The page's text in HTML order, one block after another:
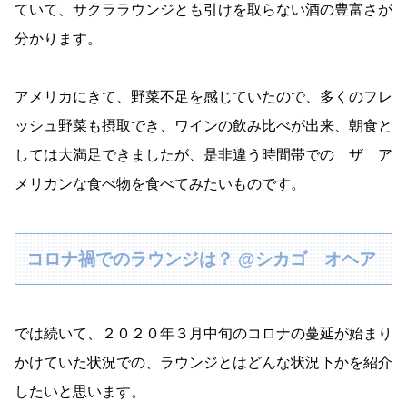
ていて、サクララウンジとも引けを取らない酒の豊富さが
分かります。
アメリカにきて、野菜不足を感じていたので、多くのフレ
ッシュ野菜も摂取でき、ワインの飲み比べが出来、朝食と
しては大満足できましたが、是非違う時間帯での ザ ア
メリカンな食べ物を食べてみたいものです。
コロナ禍でのラウンジは？ @シカゴ オヘア
では続いて、２０２０年３月中旬のコロナの蔓延が始まり
かけていた状況での、ラウンジとはどんな状況下かを紹介
したいと思います。